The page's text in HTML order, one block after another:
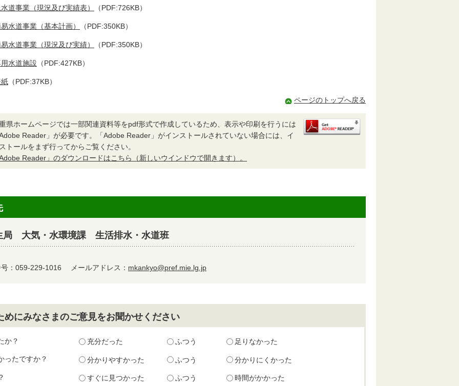
道事業（現況及び実績表） （PDF:726KB）
水道事業（基本計画） （PDF:350KB）
水道事業（現況及び実績） （PDF:350KB）
水道施設 （PDF:427KB）
（PDF:37KB）
ページのトップへ戻る
県ホームページでは一部関連資料等をpdf形式で作成しているため、表示や印刷を行うには
Reader」が必要です。「Adobe Reader」がインストールされていない場合には、イ
トールをまず行ってからご覧ください。
Reader」のダウンロードはこちら（新しいウインドウで開きます）。
大気・水環境課 生活排水・水道班
：059-229-1016 メールアドレス： mkankyo@pref.mie.lg.jp
にみなさまのご意見をお聞かせください
か？ 充分だった ふつう 足りなかった
ったですか？ 分かりやすかった ふつう 分かりにくかった
すぐに見つかった ふつう 時間がかかった